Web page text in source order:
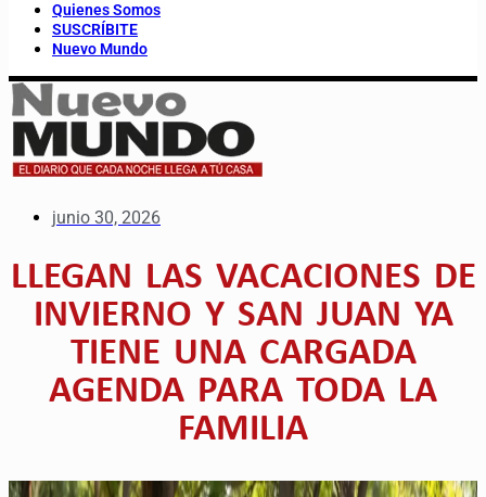
Quienes Somos
SUSCRÍBITE
Nuevo Mundo
junio 30, 2026
LLEGAN LAS VACACIONES DE
INVIERNO Y SAN JUAN YA
TIENE UNA CARGADA
AGENDA PARA TODA LA
FAMILIA